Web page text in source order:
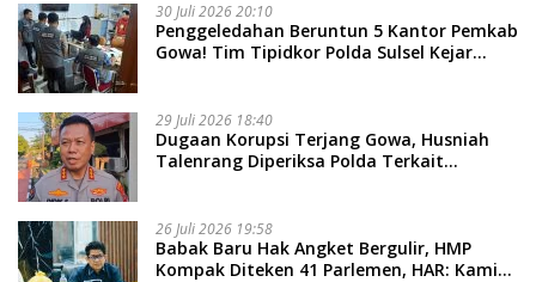
30 Juli 2026 20:10
Penggeledahan Beruntun 5 Kantor Pemkab
Gowa! Tim Tipidkor Polda Sulsel Kejar
29 Juli 2026 18:40
Dugaan Korupsi Terjang Gowa, Husniah
Talenrang Diperiksa Polda Terkait
26 Juli 2026 19:58
​Babak Baru Hak Angket Bergulir, HMP
Kompak Diteken 41 Parlemen, HAR: Kami